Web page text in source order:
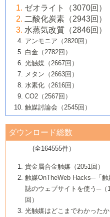
大学：オンライン・対面開催）
6号 メタン転換技術の最新動向
B号 第125回触媒討論会（2020年・工
院大学）
5号 固体触媒による含窒素有機化合物
換の最前線
6号 貴金属使用量低減に向けた自動車
ガス浄化触媒の開発
B号 第123回触媒討論会（2019年・大
B号 第121回触媒討論会（2018年・東
大学）
5号 水素のふるまいを解き明かす最先
研究
6号 低級アルカンの有効利用のための
媒技術
B号 第119回触媒討論会（2017年・首
大学東京）
媒技術
3号 触媒研究の最先端～とびたて若き研
者たち～（1）
4号 触媒研究の最先端～とびたて若き研
者たち～（2）
5号 触媒研究の最先端～とびたて若き研
者たち～（3）
6号 イオニクス材料と燃料電池・電解合
の最新の研究動向
B号 第117回触媒討論会（2016年・大阪
立大学）
2号 石油精製用触媒の最近の進展
3号 固体酸化物形燃料電池（SOFC）に
るアノード触媒上での燃料直接改質技術
4号 コアシェル構造の制御による触媒機
5号 工業触媒およびその周辺技術の最近
進歩
6号 ナノシート
B号 第115回触媒討論会（2015年・成蹊
2号 光触媒反応機構に関する最新の研究
向
開発動向
4号 人工光合成に向けた近年のアプロー
5号 未利用熱エネルギーの有効活用に貢
する触媒技術
6号 ポリオキソメタレート
B号 第113回触媒討論会（2014年・ロワ
ールホテル豊橋）
1号 高耐久性燃料電池システム用触媒に
ける新展開
2号 リビングラジカル重合の最近の動向
3号 天然ガスの化学工業的展開に関する
媒技術
4号 貴金属触媒の精密構造制御とその活
5号 バイオマス化成品製造のための固体
6号 ナノ空間─吸着状態解析から新機能
B号 第111回触媒討論会（2013年・関西
▼54巻（2012年）
1号 規則性多孔体の利用技術における最
の進歩
2号 第109回触媒討論会
3号 貴金属低減技術の最新動向
4号 貴金属代替技術の最新動向
5号 光触媒による物質変換反応の新展開
6号 グラフェン
7号 水素を利用する化成品合成の新潮流
▼53巻（2011年）
1号 金属学から見る合金触媒の新展開
2号 第107回触媒討論会
3号 触媒のその場観察法の進歩（１）
4号 触媒のその場観察法の進歩（２）
5号 不活性結合の触媒的活性化による有
合成
6号 新しい固体酸触媒技術
7号 ゼオライト合成における最近の進歩
▼52巻（2010年）
1号 触媒の劣化対策と長寿命触媒開発
2号 第105回触媒討論会
3号 ナノ構造が拓く新機能
4号 活性サイトおよびその環境の精密な
計による触媒の高機能化
5号 触媒を有効に使うための技術
7号 有機分子触媒による精密有機合成
8号 高機能化ポリオレフィンに向けた重
触媒の最近の進展
1号 炭素材料－熱い注目を集める材料－
2号 第103回触媒討論会
3号 環境浄化用光触媒の現状と課題
4号 水素社会の実現に向けた水素製造
蔵技術の進歩
5号 CO2が関わる触媒・材料
7号 持続可能社会実現のための触媒およ
触媒関連技術
▼50巻（2008年）
1号 触媒化学と学会のこの10年，半世紀
そして未来
2号 第101回触媒討論会
4号 錯体を利用したユニークな表面構
構築と機能
5号 若手会員による触媒研究の未来展望
企業編
6号 第102回触媒討論会
7号 触媒・化学反応における計算化学の
▼49巻（2007年）
1号 含フッ素化合物の合成と触媒
2号 第99回触媒討論会
3号 実用的ファインケミカル合成プロセ
を実現する触媒
5号 こんな物質，あんな物質―新たな触
の可能性―
7号 『結晶の化学』を活かした触媒研究
▼48巻（2006年）
1号 固体酸触媒の最近の進歩
2号 第97回触媒討論会
3号 リビング重合触媒の最近の展開
5号 水素製造・貯蔵のための触媒技術
しい展開
6号 第98回触媒討論会
7号 基礎化学品製造の触媒技術
1号 最近の触媒担体とその効果
2号 第95回触媒討論会
4号 水分解用光触媒材料
5号 時間分解分光の進歩と応用
6号 第96回触媒討論会
▼46巻（2004年）
1号 部分酸化反応触媒の最前線
2号 第93回触媒討論会
3号 特殊エネルギー場の触媒反応
4号 生体内における金属の触媒作用
5号 ファインケミカルズの展開に寄与す
▼45巻（2003年）
1号 なぜこの触媒が良いのか？
2号 第91回触媒討論会
3号 最近の自動車排ガス処理技術
4号 触媒研究の現状と将来─第90回触媒
▼44巻（2002年）
1号 高次制御された触媒の化学
2号 第89回触媒討論会
3号 触媒を利用した電気化学の新展開
▼43巻（2001年）
1号 グリーンケミストリーと触媒
2号 第87回触媒討論会特集号
▼42巻（2000年）
1号 触媒反応工学の明日を拓く
▼41巻（1999年）
ゼオライト（3070回）
二酸化炭素（2943回）
水蒸気改質（2846回）
アンモニア（2820回）
白金（2782回）
光触媒（2667回）
メタン（2663回）
水素化（2616回）
CO2（2567回）
触媒討論会（2545回）
ダウンロード総数
(全164555件）
貴金属合金触媒（2051回）
触媒OnTheWeb Hacks─「触
誌のウェブサイトを使う─（
回）
光触媒はどこまでわかったか